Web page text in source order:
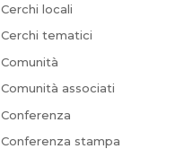
Cerchi locali
Cerchi tematici
Comunità
Comunità associati
Conferenza
Conferenza stampa